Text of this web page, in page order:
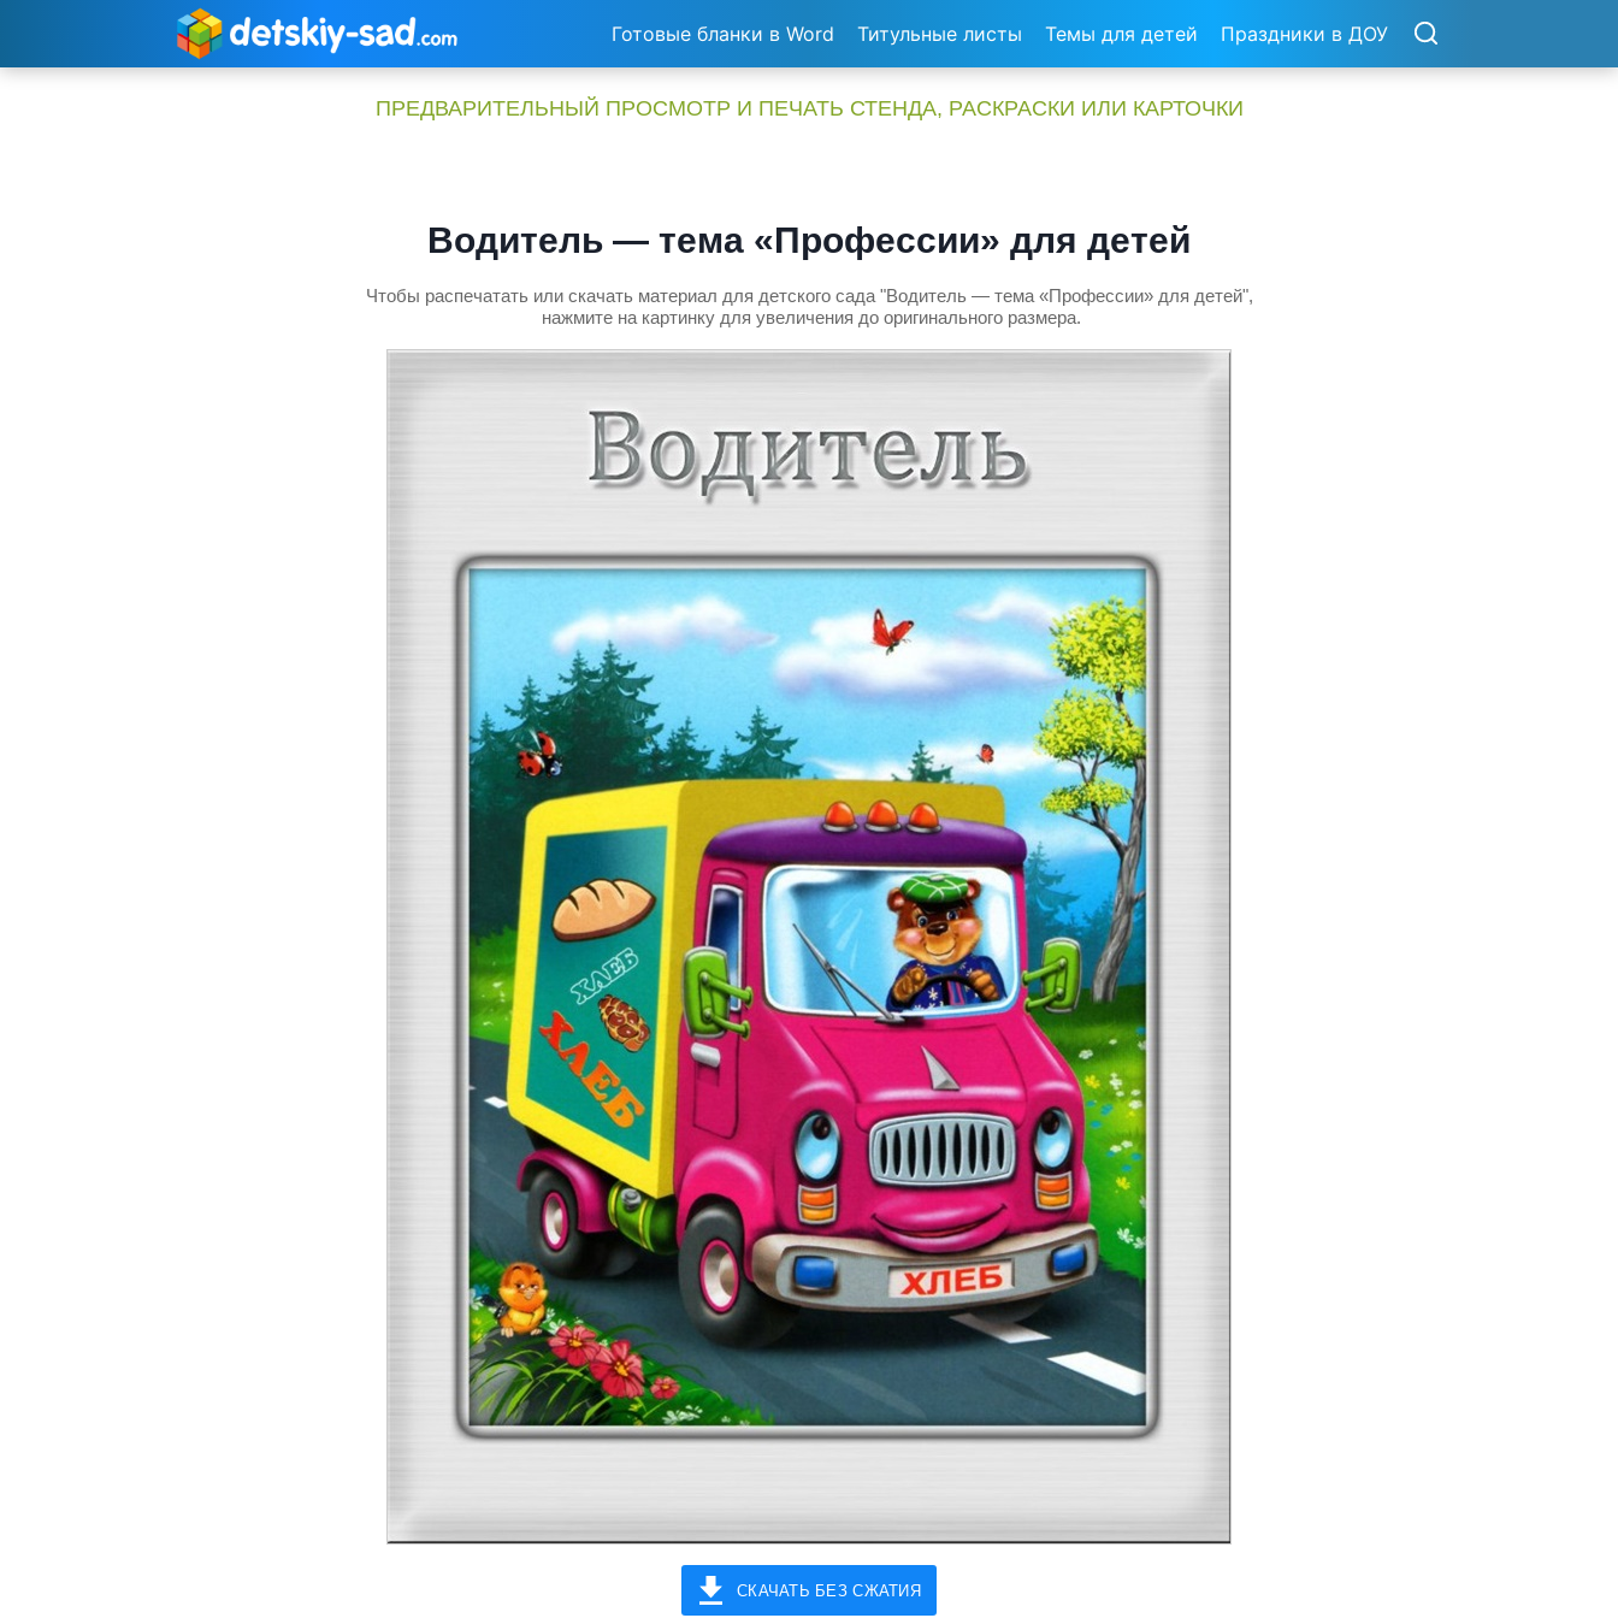
Готовые бланки в Word Титульные листы Темы для детей Праздники в ДОУ
ПРЕДВАРИТЕЛЬНЫЙ ПРОСМОТР И ПЕЧАТЬ СТЕНДА, РАСКРАСКИ ИЛИ КАРТОЧКИ
Водитель — тема «Профессии» для детей
Чтобы распечатать или скачать материал для детского сада "Водитель — тема «Профессии» для детей",
нажмите на картинку для увеличения до оригинального размера.
СКАЧАТЬ БЕЗ СЖАТИЯ